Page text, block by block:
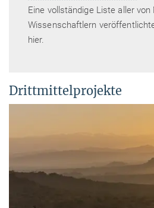
Eine vollständige Liste aller von
Wissenschaftlern
hier.
Drittmittelprojekte